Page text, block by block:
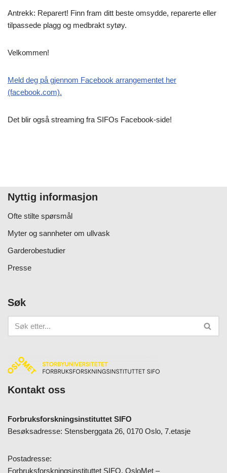
Antrekk: Reparert! Finn fram ditt beste omsydde, reparerte eller
tilpassede plagg og medbrakt sytøy.
Velkommen!
Meld deg på gjennom Facebook arrangementet her
(facebook.com).
Det blir også streaming fra SIFOs Facebook-side!
Nyttig informasjon
Ofte stilte spørsmål
Myter og sannheter om ullvask
Garderobestudier
Presse
Søk
Kontakt oss
Forbruksforskningsinstituttet SIFO
Besøksadresse: Stensberggata 26, 0170 Oslo, 7.etasje
Postadresse:
Forbruksforskningsinstituttet SIFO, OsloMet –